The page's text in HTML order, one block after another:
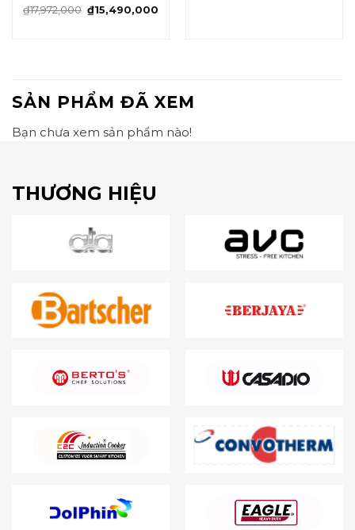
₫17,972,000 ₫15,490,000
SẢN PHẨM ĐÃ XEM
Bạn chưa xem sản phẩm nào!
THƯƠNG HIỆU